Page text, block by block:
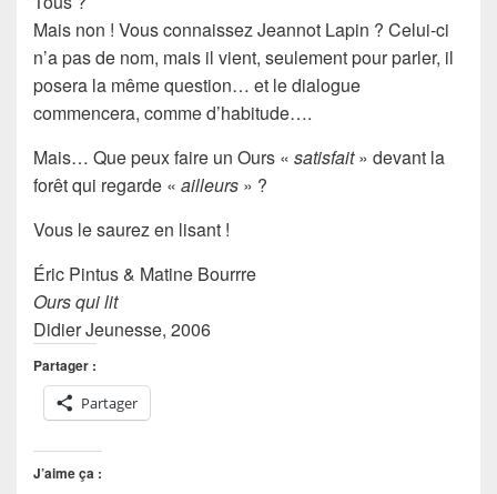
Mais non ! Vous connaissezJeannot Lapin ? Celui-ci
n’a pas de nom, mais il vient, seulement pourparler, il
posera la même question… et le dialogue
commencera, comme d’habitude….
Mais… Que peux faire un Ours « satisfait» devant la
forêt qui regarde « ailleurs » ?
Vous le saurez en lisant !
Éric Pintus & Matine Bourrre
Ours qui lit
Didier Jeunesse, 2006
Partager :
Partager
J’aime ça :